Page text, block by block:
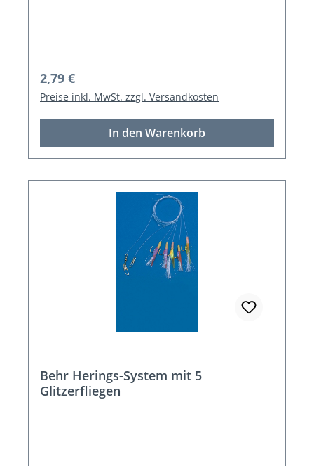
Regulärer Preis:
2,79 €
Preise inkl. MwSt. zzgl. Versandkosten
In den Warenkorb
Behr Herings-System mit 5
Glitzerfliegen